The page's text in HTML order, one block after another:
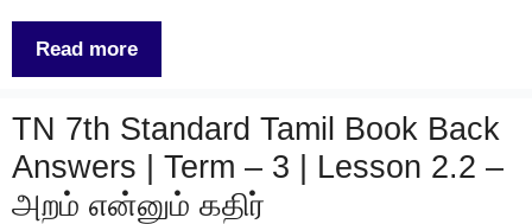
Read more
TN 7th Standard Tamil Book Back
Answers | Term – 3 | Lesson 2.2 –
அறம் என்னும் கதிர்